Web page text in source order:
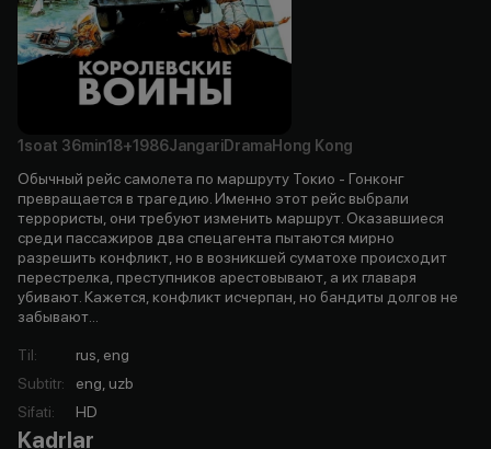
1soat 36min18+1986JangariDramaHong Kong
Обычный рейс самолета по маршруту Токио - Гонконг
превращается в трагедию. Именно этот рейс выбрали
террористы, они требуют изменить маршрут. Оказавшиеся
среди пассажиров два спецагента пытаются мирно
разрешить конфликт, но в возникшей суматохе происходит
перестрелка, преступников арестовывают, а их главаря
убивают. Кажется, конфликт исчерпан, но бандиты долгов не
забывают...
Til:
rus, eng
Subtitr:
eng, uzb
Sifati: HD
Kadrlar